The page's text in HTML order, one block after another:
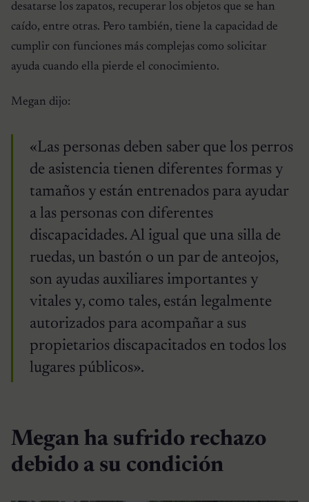
desatarse los zapatos, recuperar los objetos que se han
caído, entre otras. Pero también, tiene la capacidad de
cumplir con funciones más complejas como solicitar
ayuda cuando ella pierde el conocimiento.
Megan dijo:
«Las personas deben saber que los perros
de asistencia tienen diferentes formas y
tamaños y están entrenados para ayudar
a las personas con diferentes
discapacidades. Al igual que una silla de
ruedas, un bastón o un par de anteojos,
son ayudas auxiliares importantes y
vitales y, como tales, están legalmente
autorizados para acompañar a sus
propietarios discapacitados en todos los
lugares públicos».
Megan ha sufrido rechazo
debido a su condición